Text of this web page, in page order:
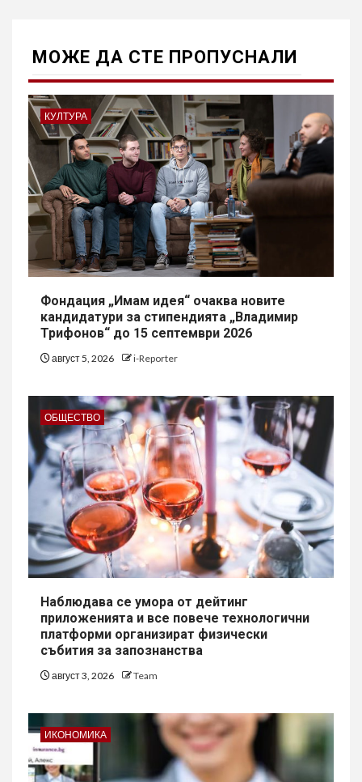
МОЖE ДА СТЕ ПРОПУСНАЛИ
КУЛТУРА
Фондация „Имам идея“ очаква новите
кандидатури за стипендията „Владимир
Трифонов“ до 15 септември 2026
август 5, 2026 i-Reporter
ОБЩЕСТВО
Наблюдава се умора от дейтинг
приложенията и все повече технологични
платформи организират физически
събития за запознанства
август 3, 2026 Team
ИКОНОМИКА